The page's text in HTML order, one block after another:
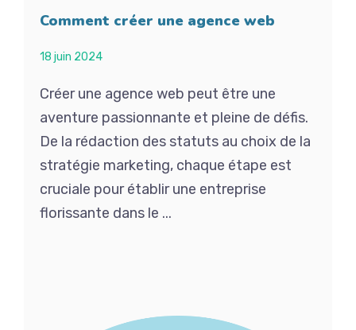
Comment créer une agence web
18 juin 2024
Créer une agence web peut être une
aventure passionnante et pleine de défis.
De la rédaction des statuts au choix de la
stratégie marketing, chaque étape est
cruciale pour établir une entreprise
florissante dans le ...